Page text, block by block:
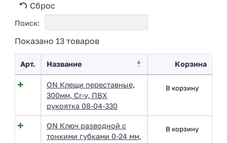
Сброс
Поиск:
Показано 13 товаров
Арт. Название Корзина
ON Клещи переставные,
300мм, Cr-v, ПВХ
рукоятка 08-04-330
В корзину
ON Ключ разводной с
тонкими губками 0-24 мм,
В корзину